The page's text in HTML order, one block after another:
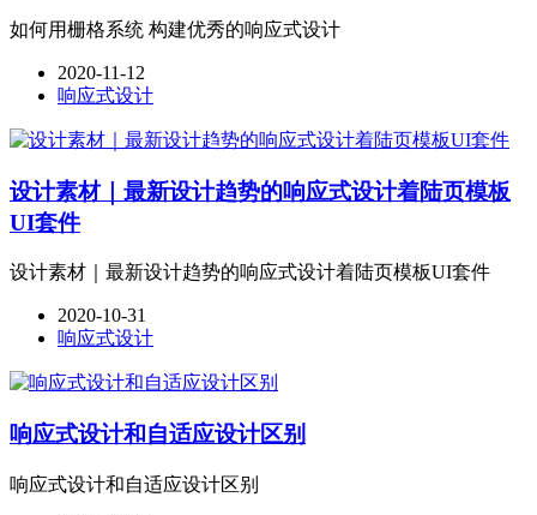
如何用栅格系统 构建优秀的响应式设计
2020-11-12
响应式设计
设计素材｜最新设计趋势的响应式设计着陆页模板
UI套件
设计素材｜最新设计趋势的响应式设计着陆页模板UI套件
2020-10-31
响应式设计
响应式设计和自适应设计区别
响应式设计和自适应设计区别